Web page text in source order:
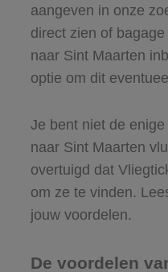
aangeven in onze
direct zien of
naar Sint Maarten
optie om dit
Je bent niet de
naar Sint Maarten
overtuigd dat
om ze te vinden.
jouw voordelen.
De voordelen